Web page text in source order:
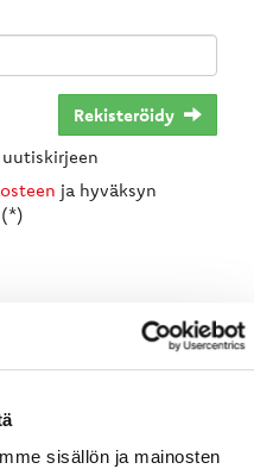
sisällön ja mainosten
Rekisteröidy
ja hyväksyn